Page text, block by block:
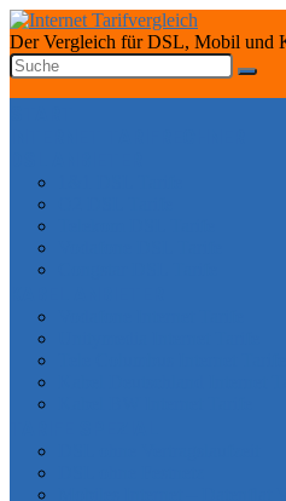
Der Vergleich für DSL, Mobil und